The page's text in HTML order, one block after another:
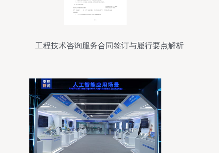
工程技术咨询服务合同签订与履行要点解析